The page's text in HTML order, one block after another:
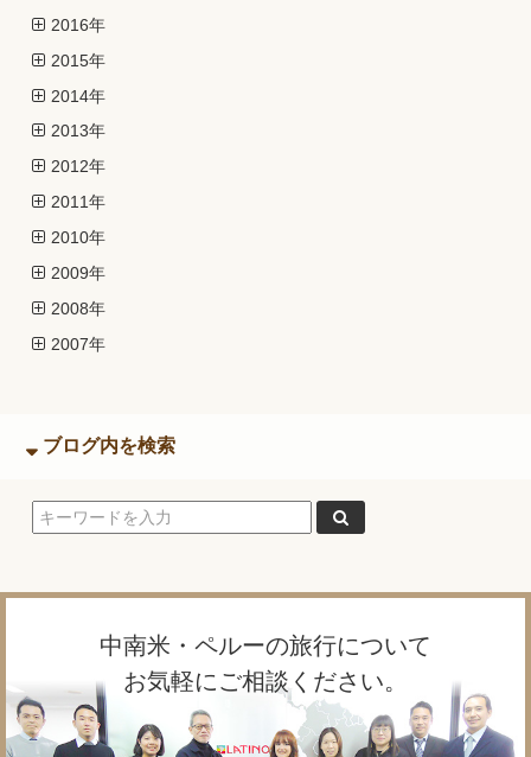
2016年
2015年
2014年
2013年
2012年
2011年
2010年
2009年
2008年
2007年
ブログ内を検索
中南米・ペルーの旅行について
お気軽にご相談ください。